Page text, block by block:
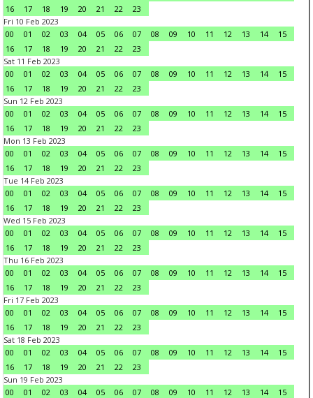
16
17 18 19 20 21 22
23
Fri 10 Feb 2023
00
01 02 03 04 05 06 07 08 09 10 11 12 13 14
15
16
17 18 19 20 21 22
23
Sat 11 Feb 2023
00
01 02 03 04 05 06 07 08 09 10 11 12 13 14
15
16
17 18 19 20 21 22
23
Sun 12 Feb 2023
00
01 02 03 04 05 06 07 08 09 10 11 12 13 14
15
16
17 18 19 20 21 22
23
Mon 13 Feb 2023
00
01 02 03 04 05 06 07 08 09 10 11 12 13 14
15
16
17 18 19 20 21 22
23
Tue 14 Feb 2023
00
01 02 03 04 05 06 07 08 09 10 11 12 13 14
15
16
17 18 19 20 21 22
23
Wed 15 Feb 2023
00
01 02 03 04 05 06 07 08 09 10 11 12 13 14
15
16
17 18 19 20 21 22
23
Thu 16 Feb 2023
00
01 02 03 04 05 06 07 08 09 10 11 12 13 14
15
16
17 18 19 20 21 22
23
Fri 17 Feb 2023
00
01 02 03 04 05 06 07 08 09 10 11 12 13 14
15
16
17 18 19 20 21 22
23
Sat 18 Feb 2023
00
01 02 03 04 05 06 07 08 09 10 11 12 13 14
15
16
17 18 19 20 21 22
23
Sun 19 Feb 2023
00
01 02 03 04 05 06 07 08 09 10 11 12 13 14
15